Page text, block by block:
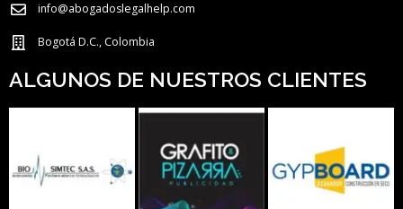
info@abogadoslegalhelp.com
Bogotá D.C., Colombia
ALGUNOS DE NUESTROS CLIENTES